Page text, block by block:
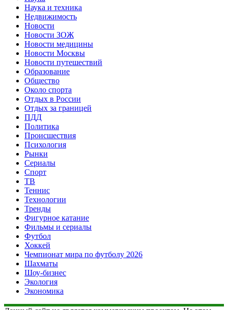
Наука и техника
Недвижимость
Новости
Новости ЗОЖ
Новости медицины
Новости Москвы
Новости путешествий
Образование
Общество
Около спорта
Отдых в России
Отдых за границей
ПДД
Политика
Происшествия
Психология
Рынки
Сериалы
Спорт
ТВ
Теннис
Технологии
Тренды
Фигурное катание
Фильмы и сериалы
Футбол
Хоккей
Чемпионат мира по футболу 2026
Шахматы
Шоу-бизнес
Экология
Экономика